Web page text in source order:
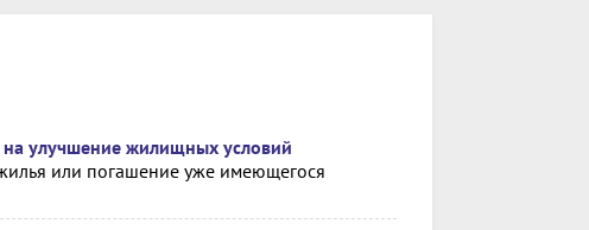
улучшение жилищных условий
или погашение уже имеющегося